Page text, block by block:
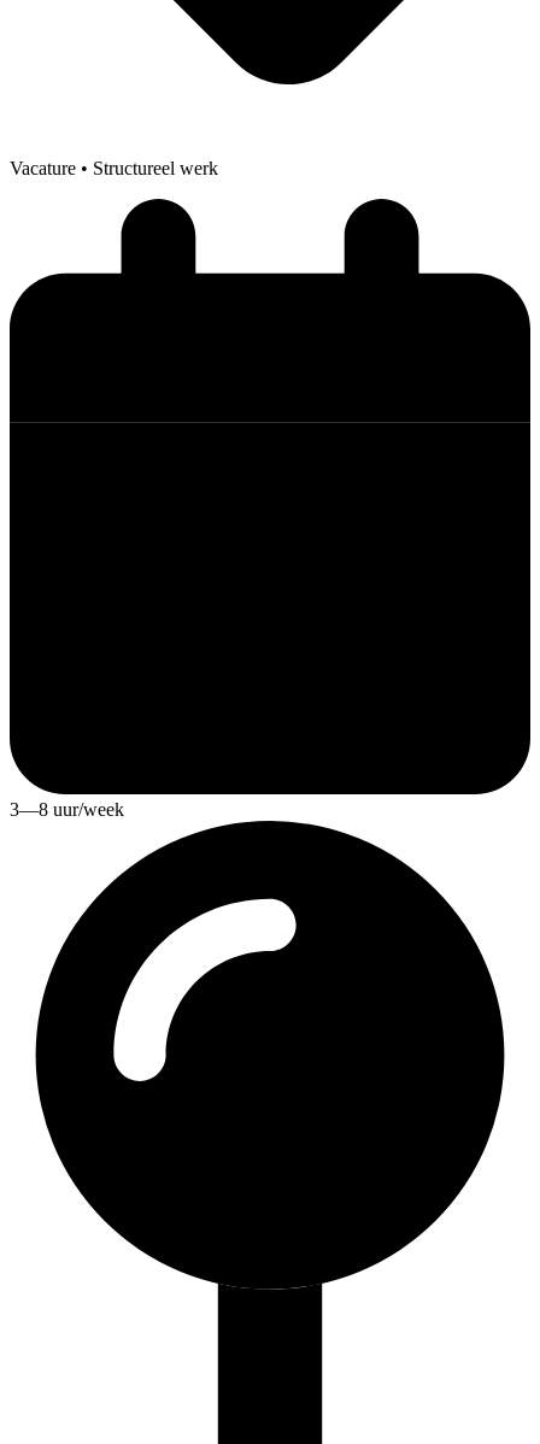
Vacature • Structureel werk
3—8 uur/week